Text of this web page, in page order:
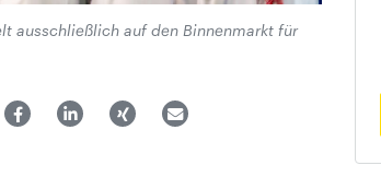
ausschließlich auf den Binnenmarkt für